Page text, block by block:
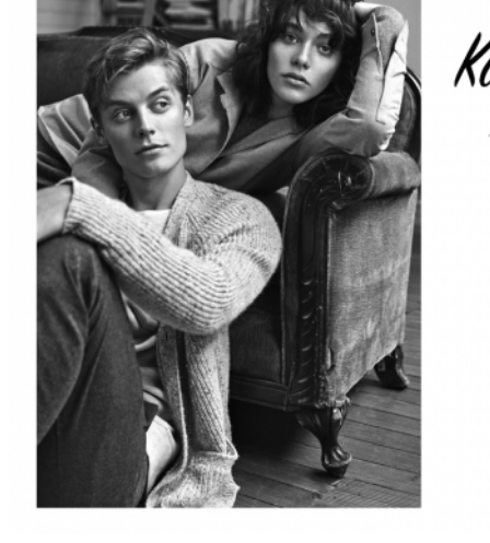
Не любите все ускладнювати?
Тоді підписуйтеся та дивуйтеся,